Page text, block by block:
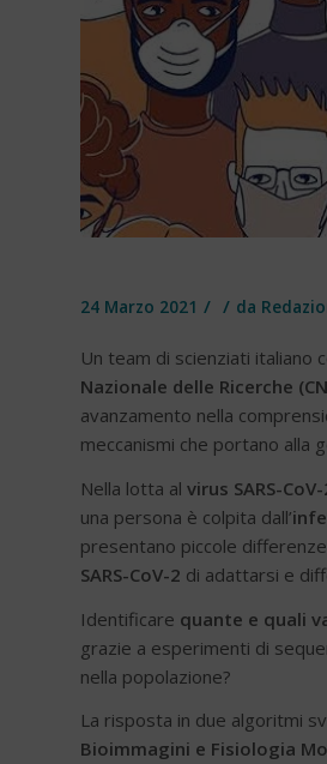
24 Marzo 2021 / / da
Un team di scienziati italiano
Nazionale delle Ricerche
avanzamento nella
meccanismi che portano alla
Nella lotta al virus SARS-
una persona è colpita dall’
presentano piccole
SARS-CoV-2 di adattarsi e
Identificare quante e quali
grazie a esperimenti di
nella popolazione?
La risposta in due algoritmi
Bioimmagini e Fisiologia